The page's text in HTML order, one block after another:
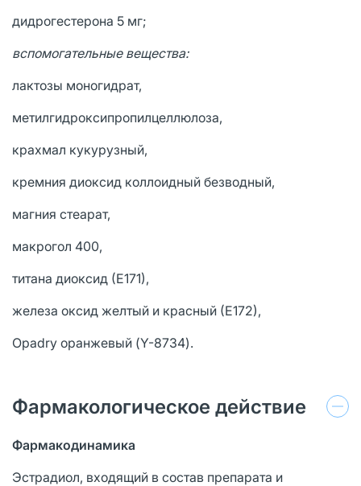
дидрогестерона 5 мг;
вспомогательные вещества:
лактозы моногидрат,
метилгидроксипропилцеллюлоза,
крахмал кукурузный,
кремния диоксид коллоидный безводный,
магния стеарат,
макрогол 400,
титана диоксид (Е171),
железа оксид желтый и красный (Е172),
Opadry оранжевый (Y-8734).
Фармакологическое действие
Фармакодинамика
Эстрадиол, входящий в состав препарата и